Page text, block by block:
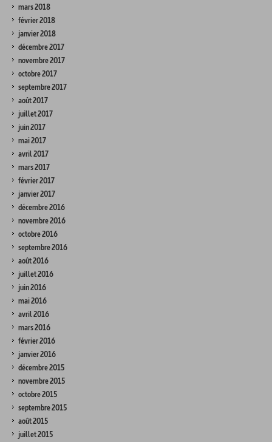
mars 2018
février 2018
janvier 2018
décembre 2017
novembre 2017
octobre 2017
septembre 2017
août 2017
juillet 2017
juin 2017
mai 2017
avril 2017
mars 2017
février 2017
janvier 2017
décembre 2016
novembre 2016
octobre 2016
septembre 2016
août 2016
juillet 2016
juin 2016
mai 2016
avril 2016
mars 2016
février 2016
janvier 2016
décembre 2015
novembre 2015
octobre 2015
septembre 2015
août 2015
juillet 2015